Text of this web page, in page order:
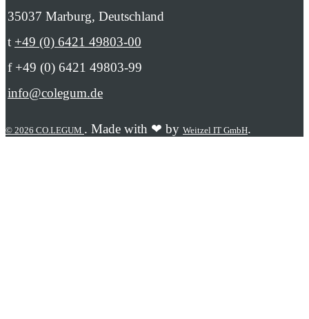
35037 Marburg, Deutschland
t +49 (0) 6421 49803-00
f +49 (0) 6421 49803-99
info@colegum.de
© 2026 CO.LEGUM . Made with ❤ by Weitzel IT GmbH.